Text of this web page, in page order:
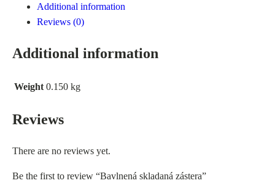
Additional information
Reviews (0)
Additional information
Weight 0.150 kg
Reviews
There are no reviews yet.
Be the first to review “Bavlnená skladaná zástera”